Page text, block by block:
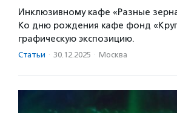
Инклюзивному кафе «Разные
Ко дню рождения кафе фонд
графическую экспозицию.
Статьи · 30.12.2025 · Москва